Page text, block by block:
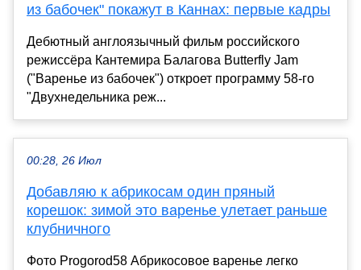
из бабочек" покажут в Каннах: первые кадры
Дебютный англоязычный фильм российского
режиссёра Кантемира Балагова Butterfly Jam
("Варенье из бабочек") откроет программу 58-го
"Двухнедельника реж...
00:28, 26 Июл
Добавляю к абрикосам один пряный
корешок: зимой это варенье улетает раньше
клубничного
Фото Progorod58 Абрикосовое варенье легко